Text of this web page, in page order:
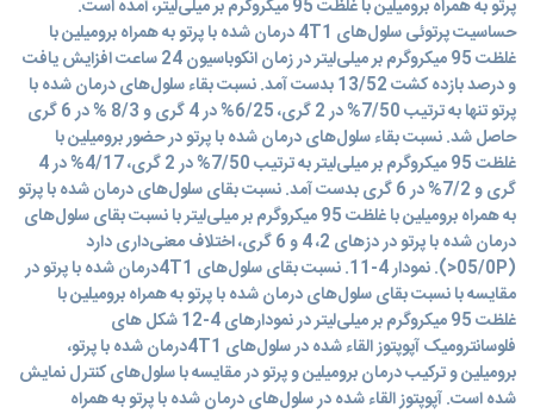
پرتو به همراه برومیلین با غلظت 95 میکروگرم بر میلی‌لیتر، آمده است.
حساسیت پرتوئی سلول‌های 4T1 درمان شده با پرتو به همراه برومیلین با
غلظت 95 میکروگرم بر میلی‌لیتر در زمان انکوباسیون 24 ساعت افزایش یافت
و درصد بازده کشت 13/52 بدست آمد. نسبت بقاء سلول‌های درمان شده با
پرتو تنها به ترتیب 7/50% در 2 گری، 6/25% در 4 گری و 8/3 % در 6 گری
حاصل شد. نسبت بقاء سلول‌های درمان شده با پرتو در حضور برومیلین با
غلظت 95 میکروگرم بر میلی‌لیتر به ترتیب 7/50% در 2 گری، 4/17% در 4
گری و 7/2% در 6 گری بدست آمد. نسبت بقای سلول‌های درمان شده با پرتو
به همراه برومیلین با غلظت 95 میکروگرم بر میلی‌لیتر با نسبت بقای سلول‌های
درمان شده با پرتو در دزهای 2، 4 و 6 گری، اختلاف معنی‌داری دارد
(05/0P<). نمودار 4-11. نسبت بقای سلول‌های 4T1درمان شده با پرتو در
مقایسه با نسبت بقای سلول‌های درمان شده با پرتو به همراه برومیلین با
غلظت 95 میکروگرم بر میلی‌لیتر در نمودارهای 4-12 شکل های
فلوسانترومیک آپوپتوز القاء شده در سلول‌های 4T1درمان شده با پرتو،
برومیلین و ترکیب درمان برومیلین و پرتو در مقایسه با سلول‌های کنترل نمایش
شده است. آپوپتوز القاء شده در سلول‌های درمان شده با پرتو به همراه